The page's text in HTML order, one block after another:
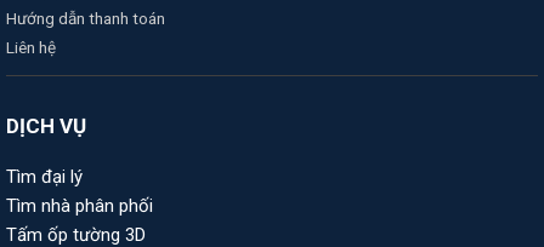
Hướng dẫn thanh toán
Liên hệ
DỊCH VỤ
Tìm đại lý
Tìm nhà phân phối
Tấm ốp tường 3D